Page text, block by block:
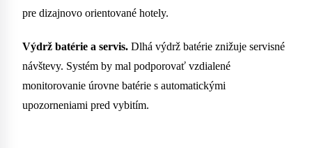
pre dizajnovo orientované hotely.
Výdrž batérie a servis. Dlhá výdrž batérie znižuje servisné
návštevy. Systém by mal podporovať vzdialené
monitorovanie úrovne batérie s automatickými
upozorneniami pred vybitím.